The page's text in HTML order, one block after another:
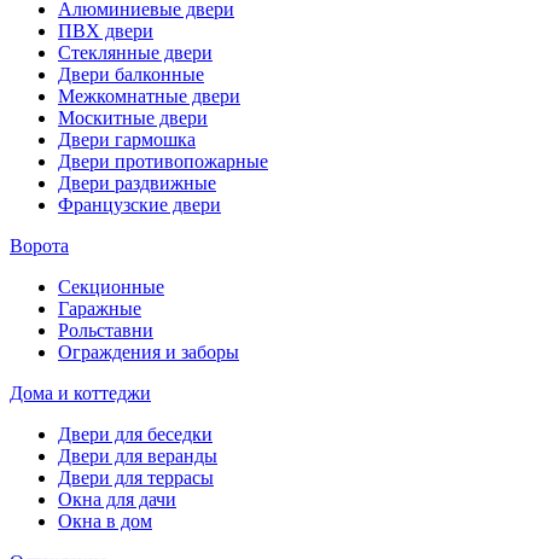
Алюминиевые двери
ПВХ двери
Стеклянные двери
Двери балконные
Межкомнатные двери
Москитные двери
Двери гармошка
Двери противопожарные
Двери раздвижные
Французские двери
Ворота
Секционные
Гаражные
Рольставни
Ограждения и заборы
Дома и коттеджи
Двери для беседки
Двери для веранды
Двери для террасы
Окна для дачи
Окна в дом